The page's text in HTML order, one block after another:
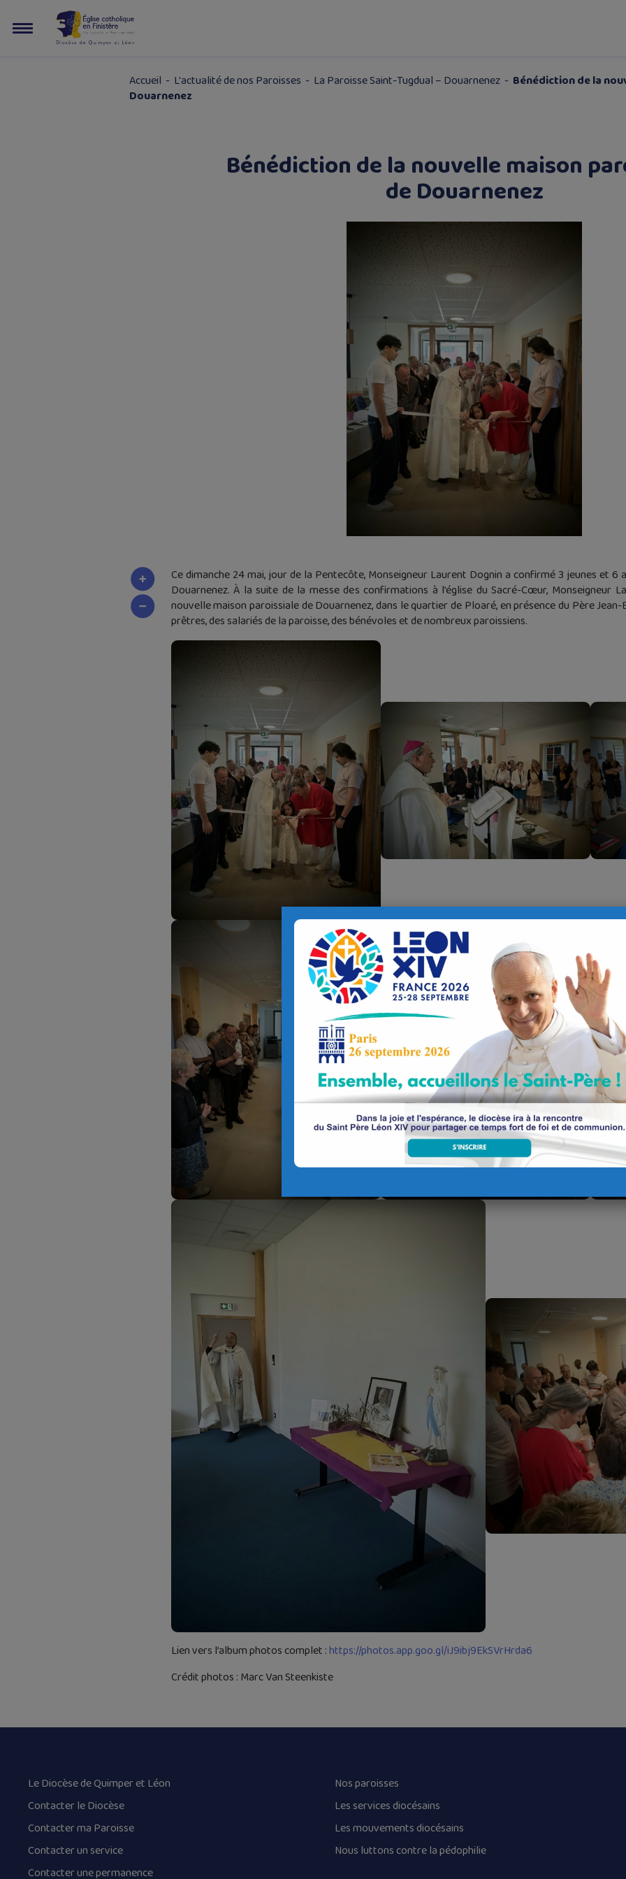
Accueil - L'actualité de nos Paroisses - La Paroisse Saint-Tugdual – Douarnenez- Bénédiction de la
Douarnenez
Bénédiction de la nouvelle maison
de Douarnenez
Ce dimanche 24 mai, jour de la Pentecôte, Monseigneur Laurent Dognin a confirmé 3 jeunes et
Douarnenez. À la suite de la messe des confirmations à l’église du Sacré-Cœur, Monseigneur
nouvelle maison paroissiale de Douarnenez, dans le quartier de Ploaré, en présence du Père
prêtres, des salariés de la paroisse, des bénévoles et de nombreux paroissiens.
Lien vers l’album photos complet :https://photos.app.goo.gl/iJ9ibj9EkSVrHrda6
Crédit photos : Marc Van Steenkiste
Le Diocèse de Quimper et Léon
Contacter le Diocèse
Contacter ma Paroisse
Contacter un service
Contacter une permanence
Nos paroisses
Les services diocésains
Les mouvements diocésains
Nous luttons contre la pédophilie